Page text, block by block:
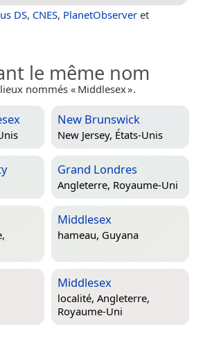
DS, CNES, PlanetObserver et
le même nom
nommés « Middlesex ».
New Brunswick
New Jersey, États-Unis
Grand Londres
Angleterre, Royaume-Uni
Middlesex
hameau, Guyana
Middlesex
localité, Angleterre,
Royaume-Uni